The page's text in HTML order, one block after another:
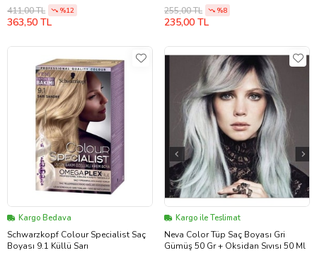
411,00 TL
%12
363,50 TL
255,00 TL
%8
235,00 TL
Kargo Bedava
Schwarzkopf Colour Specialist Saç
Boyası 9.1 Küllü Sarı
Kargo ile Teslimat
Neva Color Tüp Saç Boyası Gri
Gümüş 50 Gr + Oksidan Sıvısı 50 Ml